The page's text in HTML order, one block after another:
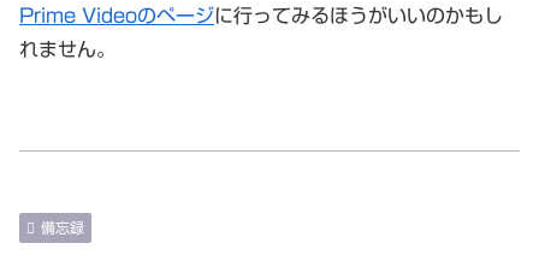
Prime Videoのページに行ってみるほうがいいのかもし
れません。
備忘録